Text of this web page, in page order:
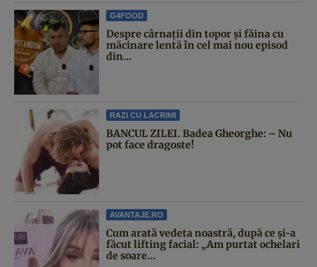
G4FOOD
Despre cârnații din topor și făina cu
măcinare lentă în cel mai nou episod
din...
RAZI CU LACRIMI
BANCUL ZILEI. Badea Gheorghe: – Nu
pot face dragoste!
AVANTAJE.RO
Cum arată vedeta noastră, după ce și-a
făcut lifting facial: „Am purtat ochelari
de soare...